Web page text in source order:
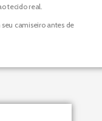
tecido real.
camiseiro antes de